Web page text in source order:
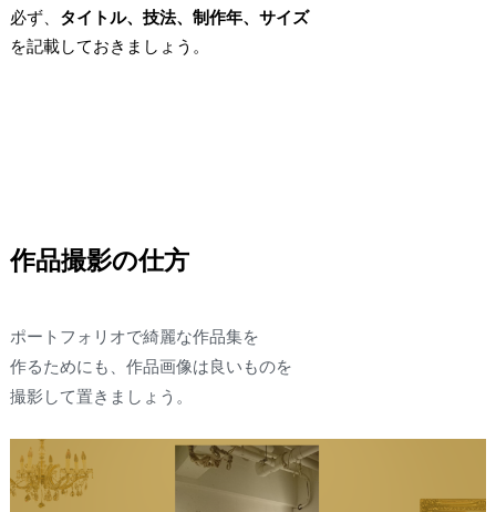
必ず、 タイトル、技法、制作年、サイズ
を記載しておきましょう。
作品撮影の仕方
ポートフォリオで綺麗な作品集を
作るためにも、作品画像は良いものを
撮影して置きましょう。